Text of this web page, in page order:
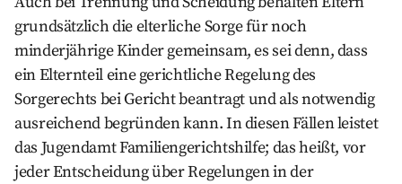
grundsätzlich die elterliche Sorge für noch
minderjährige Kinder gemeinsam, es sei denn, dass
ein Elternteil eine gerichtliche Regelung des
Sorgerechts bei Gericht beantragt und als notwendig
ausreichend begründen kann. In diesen Fällen leistet
das Jugendamt Familiengerichtshilfe; das heißt, vor
jeder Entscheidung über Regelungen in der